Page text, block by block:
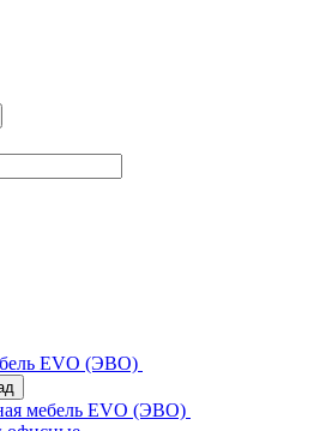
EVO (ЭВО)
мебель EVO (ЭВО)